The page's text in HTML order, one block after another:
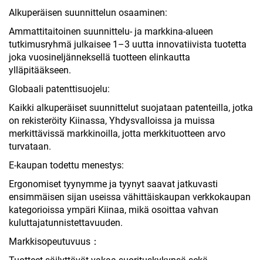
Alkuperäisen suunnittelun osaaminen:
Ammattitaitoinen suunnittelu- ja markkina-alueen
tutkimusryhmä julkaisee 1–3 uutta innovatiivista tuotetta
joka vuosineljänneksellä tuotteen elinkautta
ylläpitääkseen.
Globaali patenttisuojelu:
Kaikki alkuperäiset suunnittelut suojataan patenteilla, jotka
on rekisteröity Kiinassa, Yhdysvalloissa ja muissa
merkittävissä markkinoilla, jotta merkkituotteen arvo
turvataan.
E-kaupan todettu menestys:
Ergonomiset tyynymme ja tyynyt saavat jatkuvasti
ensimmäisen sijan useissa vähittäiskaupan verkkokaupan
kategorioissa ympäri Kiinaa, mikä osoittaa vahvan
kuluttajatunnistettavuuden.
Markkisopeutuvuus：